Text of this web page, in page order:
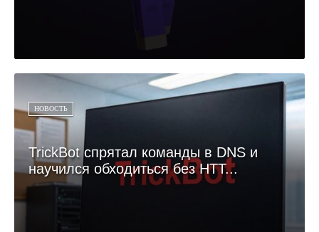
НОВОСТЬ
TrickBot спрятал команды в DNS и
научился обходиться без HTT...